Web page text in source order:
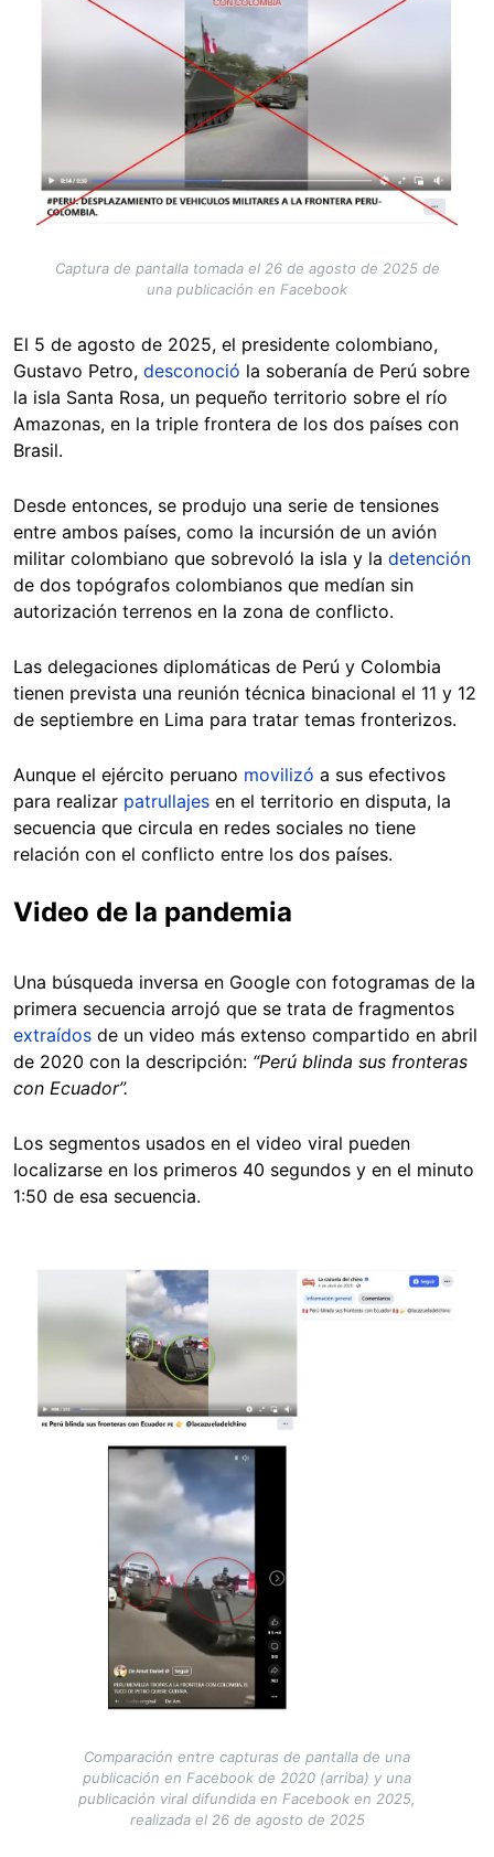
Captura de pantalla tomada el 26 de agosto de 2025 de
una publicación en Facebook
El 5 de agosto de 2025, el presidente colombiano,
Gustavo Petro, desconoció la soberanía de Perú sobre
la isla Santa Rosa, un pequeño territorio sobre el río
Amazonas, en la triple frontera de los dos países con
Brasil.
Desde entonces, se produjo una serie de tensiones
entre ambos países, como la incursión de un avión
militar colombiano que sobrevoló la isla y la detención
de dos topógrafos colombianos que medían sin
autorización terrenos en la zona de conflicto.
Las delegaciones diplomáticas de Perú y Colombia
tienen prevista una reunión técnica binacional el 11 y 12
de septiembre en Lima para tratar temas fronterizos.
Aunque el ejército peruano movilizó a sus efectivos
para realizar patrullajes en el territorio en disputa, la
secuencia que circula en redes sociales no tiene
relación con el conflicto entre los dos países.
Video de la pandemia
Una búsqueda inversa en Google con fotogramas de la
primera secuencia arrojó que se trata de fragmentos
extraídos de un video más extenso compartido en abril
de 2020 con la descripción: “Perú blinda sus fronteras
con Ecuador”.
Los segmentos usados en el video viral pueden
localizarse en los primeros 40 segundos y en el minuto
1:50 de esa secuencia.
Comparación entre capturas de pantalla de una
publicación en Facebook de 2020 (arriba) y una
publicación viral difundida en Facebook en 2025,
realizada el 26 de agosto de 2025